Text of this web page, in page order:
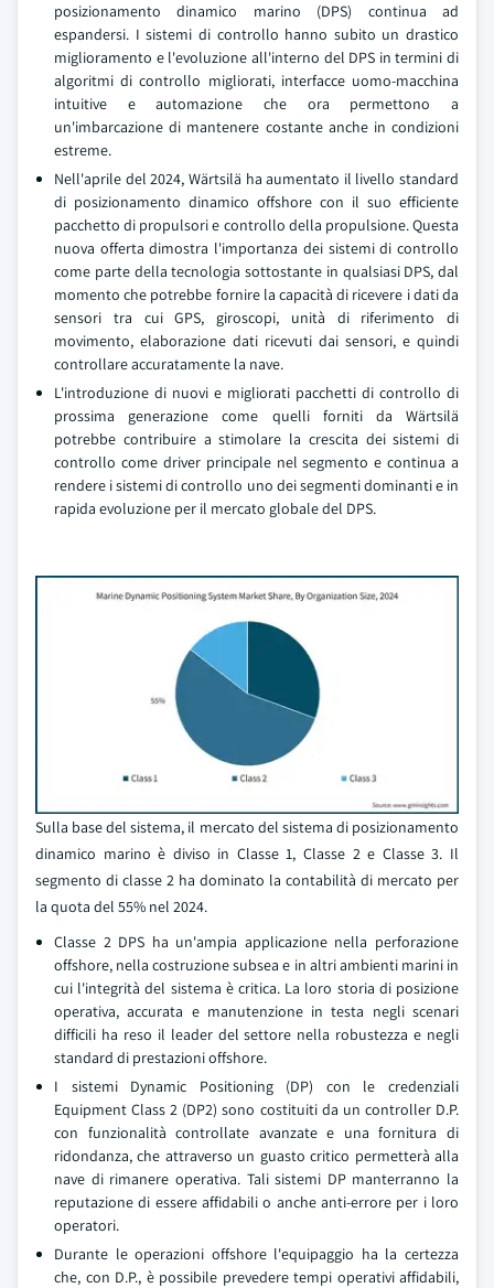
posizionamento dinamico marino (DPS) continua ad
espandersi. I sistemi di controllo hanno subito un drastico
miglioramento e l'evoluzione all'interno del DPS in termini di
algoritmi di controllo migliorati, interfacce uomo-macchina
intuitive e automazione che ora permettono a
un'imbarcazione di mantenere costante anche in condizioni
estreme.
Nell'aprile del 2024, Wärtsilä ha aumentato il livello standard
di posizionamento dinamico offshore con il suo efficiente
pacchetto di propulsori e controllo della propulsione. Questa
nuova offerta dimostra l'importanza dei sistemi di controllo
come parte della tecnologia sottostante in qualsiasi DPS, dal
momento che potrebbe fornire la capacità di ricevere i dati da
sensori tra cui GPS, giroscopi, unità di riferimento di
movimento, elaborazione dati ricevuti dai sensori, e quindi
controllare accuratamente la nave.
L'introduzione di nuovi e migliorati pacchetti di controllo di
prossima generazione come quelli forniti da Wärtsilä
potrebbe contribuire a stimolare la crescita dei sistemi di
controllo come driver principale nel segmento e continua a
rendere i sistemi di controllo uno dei segmenti dominanti e in
rapida evoluzione per il mercato globale del DPS.
Sulla base del sistema, il mercato del sistema di posizionamento
dinamico marino è diviso in Classe 1, Classe 2 e Classe 3. Il
segmento di classe 2 ha dominato la contabilità di mercato per
la quota del 55% nel 2024.
Classe 2 DPS ha un'ampia applicazione nella perforazione
offshore, nella costruzione subsea e in altri ambienti marini in
cui l'integrità del sistema è critica. La loro storia di posizione
operativa, accurata e manutenzione in testa negli scenari
difficili ha reso il leader del settore nella robustezza e negli
standard di prestazioni offshore.
I sistemi Dynamic Positioning (DP) con le credenziali
Equipment Class 2 (DP2) sono costituiti da un controller D.P.
con funzionalità controllate avanzate e una fornitura di
ridondanza, che attraverso un guasto critico permetterà alla
nave di rimanere operativa. Tali sistemi DP manterranno la
reputazione di essere affidabili o anche anti-errore per i loro
operatori.
Durante le operazioni offshore l'equipaggio ha la certezza
che, con D.P., è possibile prevedere tempi operativi affidabili,